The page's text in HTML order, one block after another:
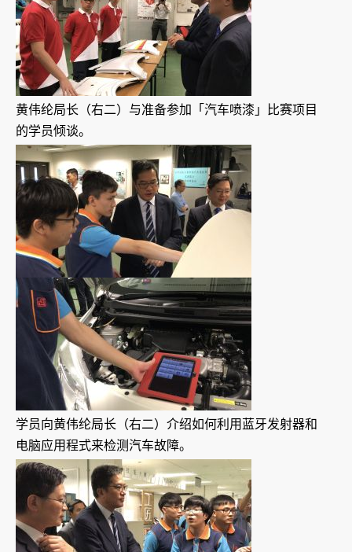
黄伟纶局长（右二）与准备参加「汽车喷漆」比赛项目
的学员倾谈。
学员向黄伟纶局长（右二）介绍如何利用蓝牙发射器和
电脑应用程式来检测汽车故障。